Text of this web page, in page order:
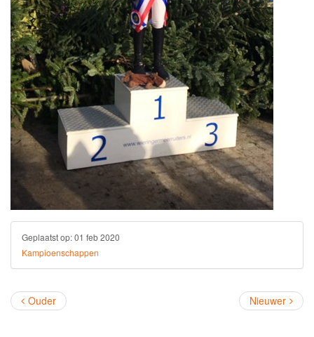
Geplaatst op:01 feb 2020
Kampioenschappen
Ouder Nieuwer